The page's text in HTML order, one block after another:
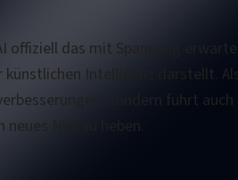
offiziell das mit Spannung
Intelligenz darstellt.
sondern führt
Niveau heben.